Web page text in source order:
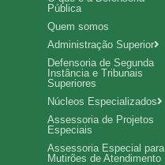
principal
Pública
Quem somos
Administração Superior
Defensoria de Segunda
Instância e Tribunais
Superiores
Núcleos Especializados
Assessoria de Projetos
Especiais
Assessoria Especial para
Mutirões de Atendimento